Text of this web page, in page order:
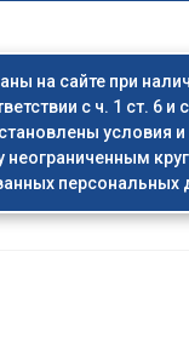
на сайте при
с ч. 1 ст. 6 и
условия и
неограниченным
персональных